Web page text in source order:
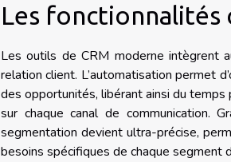
Les fonctionnalités
Les outils de CRM moderne intègrent
relation client. L’automatisation permet
des opportunités, libérant ainsi du
sur chaque canal de communication.
segmentation devient ultra-précise,
besoins spécifiques de chaque segment